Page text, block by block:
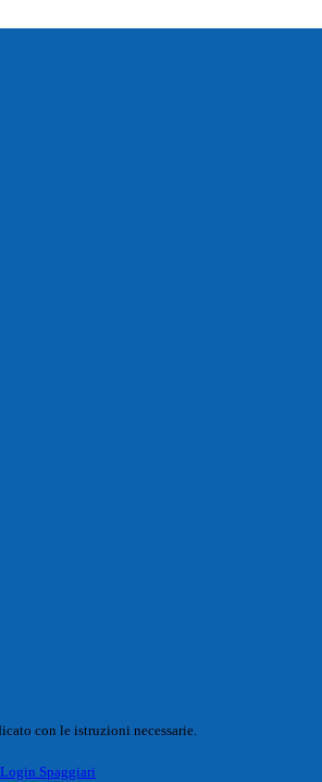
con le istruzioni necessarie.
Login Spaggiari